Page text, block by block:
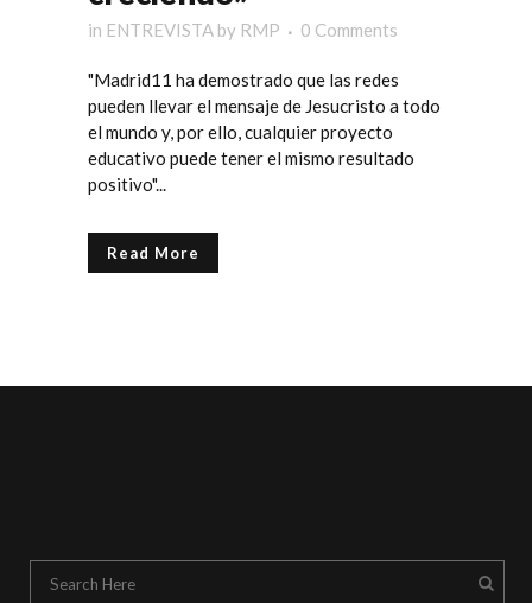
in ENTREVISTA by RMP 0 Comments
"Madrid11 ha demostrado que las redes
pueden llevar el mensaje de Jesucristo a todo
el mundo y, por ello, cualquier proyecto
educativo puede tener el mismo resultado
positivo"...
Read More